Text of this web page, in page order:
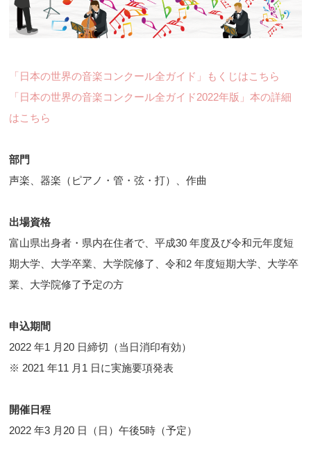
「日本の世界の音楽コンクール全ガイド」もくじはこちら
「日本の世界の音楽コンクール全ガイド2022年版」本の詳細
はこちら
部門
声楽、器楽（ピアノ・管・弦・打）、作曲
出場資格
富山県出身者・県内在住者で、平成30 年度及び令和元年度短
期大学、大学卒業、大学院修了、令和2 年度短期大学、大学卒
業、大学院修了予定の方
申込期間
2022 年1 月20 日締切（当日消印有効）
※ 2021 年11 月1 日に実施要項発表
開催日程
2022 年3 月20 日（日）午後5時（予定）